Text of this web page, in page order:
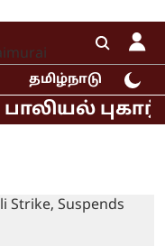
தமிழ்நாடு
புகார்!